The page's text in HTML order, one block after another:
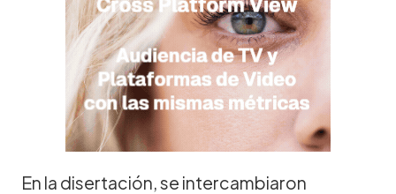
En la disertación, se intercambiaron